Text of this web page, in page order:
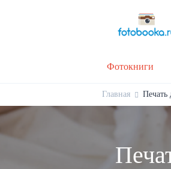
Фотокниги
Главная Печать